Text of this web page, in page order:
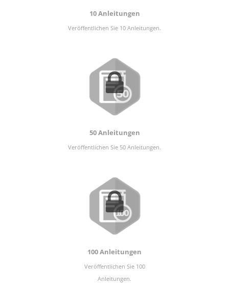
10 Anleitungen
Veröffentlichen Sie 10 Anleitungen.
50 Anleitungen
Veröffentlichen Sie 50 Anleitungen.
100 Anleitungen
Veröffentlichen Sie 100
Anleitungen.